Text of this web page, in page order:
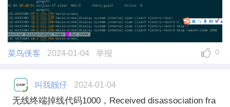
菜鸟侠客 2024-01-04 举报 0
叫我靓仔 2024-01-04
无线终端掉线代码1000，Received disassociation fra